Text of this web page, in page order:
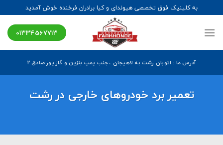
to
content
به کلینیک فوق تخصصی هیوندای و کیا برادران فرخنده خوش آمدید
01334567713
آدرس ما : اتوبان رشت به لاهیجان ، جنب پمپ بنزین و گاز پور صادق ۲
تعمیر برد خودروهای خارجی در رشت